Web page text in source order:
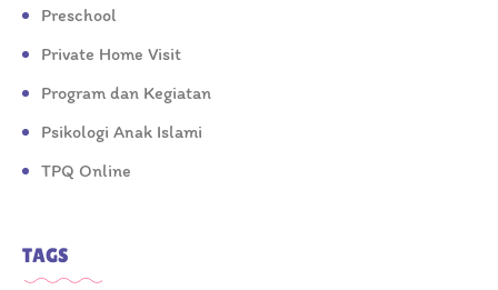
Preschool
Private Home Visit
Program dan Kegiatan
Psikologi Anak Islami
TPQ Online
TAGS